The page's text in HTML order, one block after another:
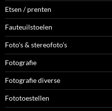
Etsen / prenten
Fauteuilstoelen
Foto's & stereofoto's
Fotografie
Fotografie diverse
Fototoestellen